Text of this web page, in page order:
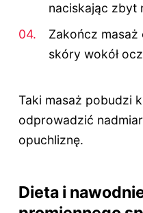
naciskając zbyt
Zakończ masaż
skóry wokół
Taki masaż pobudzi
odprowadzić
opuchliznę.
Dieta i